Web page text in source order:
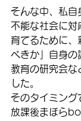
そんな中、私自
不能な社会に対
育てるために、
べきか」自身の
教育の研究会な
した。
そのタイミング
放課後まほら